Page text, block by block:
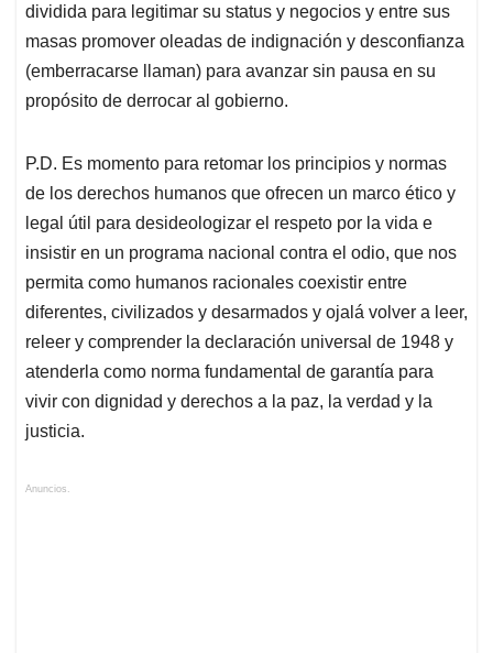
dividida para legitimar su status y negocios y entre sus
masas promover oleadas de indignación y desconfianza
(emberracarse llaman) para avanzar sin pausa en su
propósito de derrocar al gobierno.
P.D. Es momento para retomar los principios y normas
de los derechos humanos que ofrecen un marco ético y
legal útil para desideologizar el respeto por la vida e
insistir en un programa nacional contra el odio, que nos
permita como humanos racionales coexistir entre
diferentes, civilizados y desarmados y ojalá volver a leer,
releer y comprender la declaración universal de 1948 y
atenderla como norma fundamental de garantía para
vivir con dignidad y derechos a la paz, la verdad y la
justicia.
Anuncios.